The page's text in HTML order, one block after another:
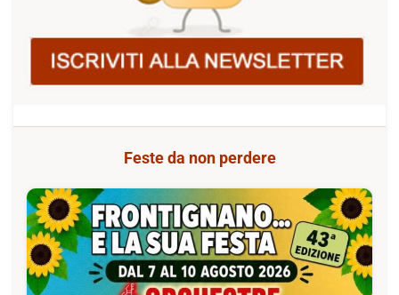
Feste da non perdere